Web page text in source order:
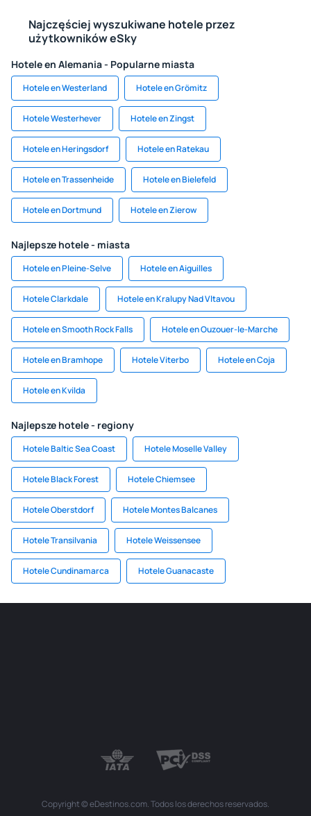
Najczęściej wyszukiwane hotele przez
użytkowników eSky
Hotele en Alemania - Popularne miasta
Hotele en Westerland Hotele en Grömitz
Hotele Westerhever Hotele en Zingst
Hotele en Heringsdorf Hotele en Ratekau
Hotele en Trassenheide Hotele en Bielefeld
Hotele en Dortmund Hotele en Zierow
Najlepsze hotele - miasta
Hotele en Pleine-Selve Hotele en Aiguilles
Hotele Clarkdale Hotele en Kralupy Nad Vltavou
Hotele en Smooth Rock Falls Hotele en Ouzouer-le-Marche
Hotele en Bramhope Hotele Viterbo Hotele en Coja
Hotele en Kvilda
Najlepsze hotele - regiony
Hotele Baltic Sea Coast Hotele Moselle Valley
Hotele Black Forest Hotele Chiemsee
Hotele Oberstdorf Hotele Montes Balcanes
Hotele Transilvania Hotele Weissensee
Hotele Cundinamarca Hotele Guanacaste
Copyright © eDestinos.com. Todos los derechos reservados.